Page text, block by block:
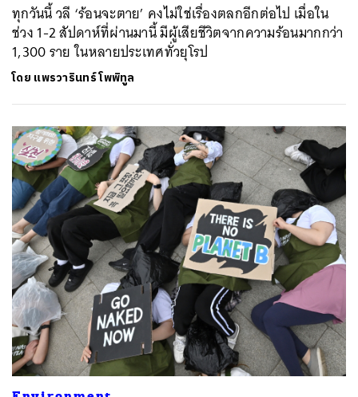
ทุกวันนี้ วลี ‘ร้อนจะตาย’ คงไม่ใช่เรื่องตลกอีกต่อไป เมื่อใน
ช่วง 1-2 สัปดาห์ที่ผ่านมานี้ มีผู้เสียชีวิตจากความร้อนมากกว่า
1,300 ราย ในหลายประเทศทั่วยุโรป
โดย แพรวารินทร์ โพพิทูล
ค้นหา
SHARE